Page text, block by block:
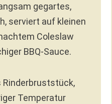
gegartes,
serviert auf kleinen
Coleslaw
BBQ-Sauce.
Rinderbruststück,
Temperatur